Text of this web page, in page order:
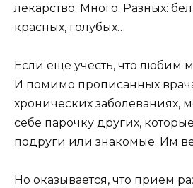
лекарство. Много. Разных:
красных, голубых…
Если еще учесть, что любим
И помимо прописанных
хронических заболеваниях,
себе парочку других,
подруги или знакомые. Им
Но оказывается, что прием